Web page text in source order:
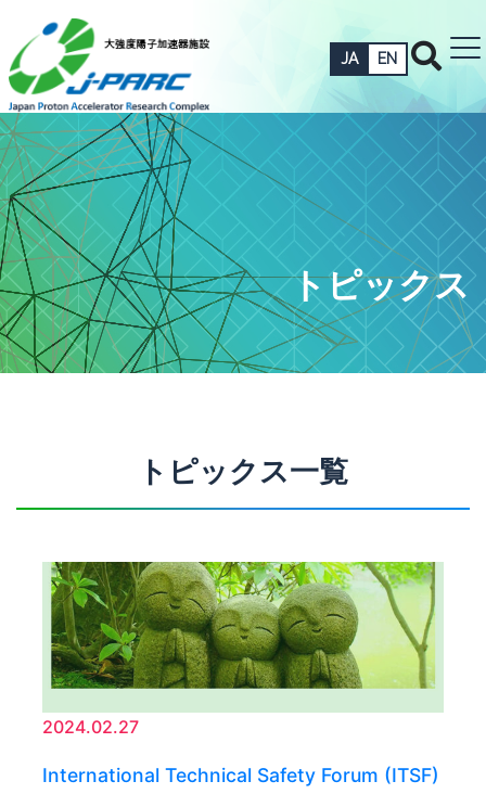
JA EN
トピックス
トピックス一覧
2024.02.27
International Technical Safety Forum (ITSF)